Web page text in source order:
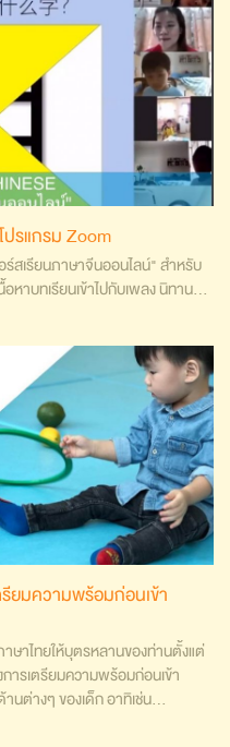
รแกรม Zoom
สเรียนภาษาจีนออนไลน์" สำหรับ
หาบทเรียนเข้าไปกับเพลง นิทาน…
ยมความพร้อมก่อนเข้า
ษาไทยให้บุตรหลานของท่านตั้งแต่
ารเตรียมความพร้อมก่อนเข้า
านต่างๆ ของเด็ก อาทิเช่น…